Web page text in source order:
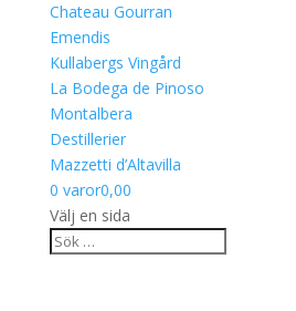
Chateau Gourran
Emendis
Kullabergs Vingård
La Bodega de Pinoso
Montalbera
Destillerier
Mazzetti d’Altavilla
0 varor0,00
Välj en sida